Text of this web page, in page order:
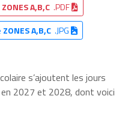
ZONES A,B,C .PDF
ZONES A,B,C.JPG
s’ajoutent les jours
2027 et 2028, dont voici